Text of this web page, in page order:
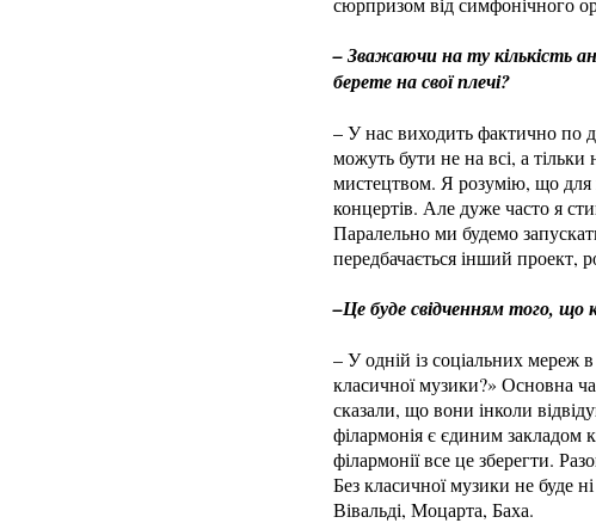
– Зважаючи на ту кількість
берете на свої плечі?
– У нас виходить фактично по
можуть бути не на всі, а
мистецтвом. Я розумію, що для
концертів. Але дуже часто я
Паралельно ми будемо
передбачається інший проект,
–Це буде свідченням того, що
– У одній із соціальних мереж
класичної музики?» Основна
сказали, що вони інколи
філармонія є єдиним закладом
філармонії все це зберегти.
Без класичної музики не буде
Вівальді, Моцарта, Баха.